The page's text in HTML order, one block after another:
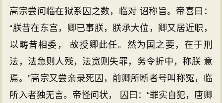
高宗尝问临在狱系囚之数，临对 诏称旨。帝喜曰：
“朕昔在东宫，卿已事朕，朕承大位，卿又居近职，
以畴昔相委， 故授卿此任。然为国之要，在于刑
法，法急则人残，法宽则失罪，务令折中，称朕 意
焉。”高宗又尝亲录死囚，前卿所断者号叫称冤，临
所入者独无言。帝怪问状， 囚曰：“罪实自犯，唐卿